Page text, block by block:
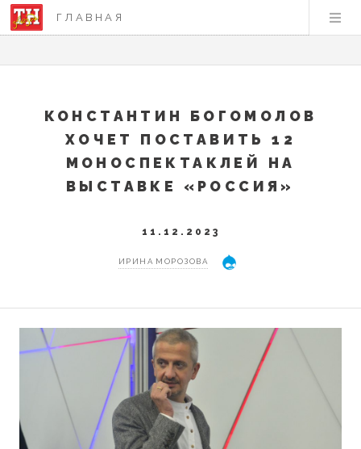
ГЛАВНАЯ
КОНСТАНТИН БОГОМОЛОВ
ХОЧЕТ ПОСТАВИТЬ 12
МОНОСПЕКТАКЛЕЙ НА
ВЫСТАВКЕ «РОССИЯ»
11.12.2023
ИРИНА МОРОЗОВА